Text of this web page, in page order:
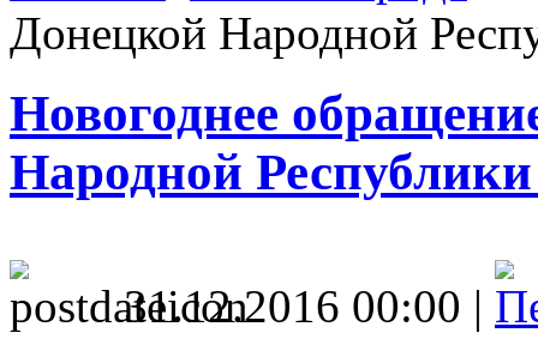
Донецкой Народной
Новогоднее
Народной
31.12.2016 00:00 |